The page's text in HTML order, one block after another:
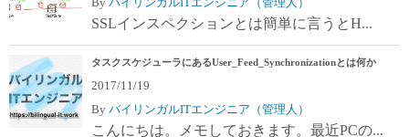
SSLインスペクションとは簡単に言うとH...
タスクスケジューラにあるUser_Feed_Synchronizationとは何か
2017/11/19
By バイリンガルITエンジニア（管理人）
こんにちは。メモしておきます。最近PCの...